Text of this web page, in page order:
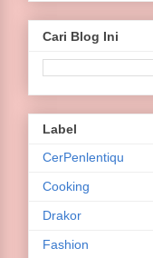
Cari Blog Ini
Label
CerPenlentiqu
Cooking
Drakor
Fashion